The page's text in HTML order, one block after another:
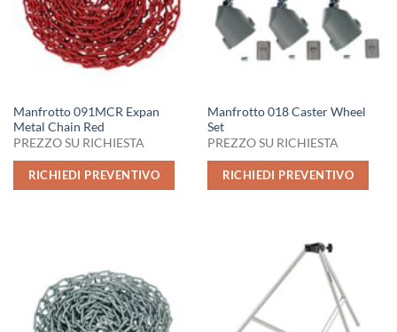
Manfrotto 091MCR Expan
Metal Chain Red
PREZZO SU RICHIESTA
RICHIEDI PREVENTIVO
Manfrotto 018 Caster Wheel
Set
PREZZO SU RICHIESTA
RICHIEDI PREVENTIVO